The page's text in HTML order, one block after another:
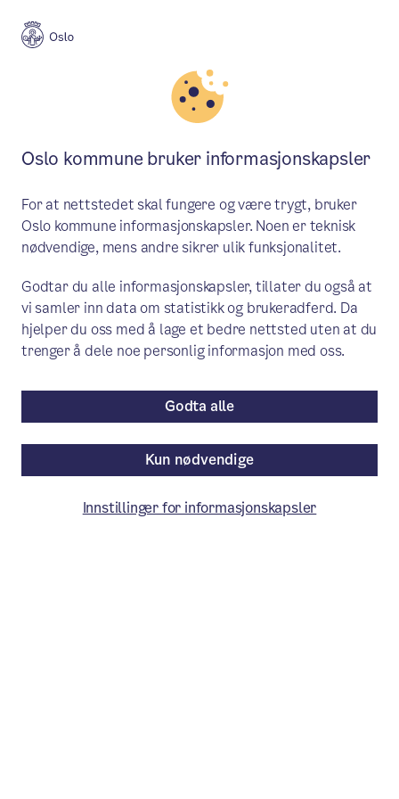
Oslo kommune bruker informasjonskapsler
For at nettstedet skal fungere og være trygt, bruker
Oslo kommune informasjonskapsler. Noen er teknisk
nødvendige, mens andre sikrer ulik funksjonalitet.
Godtar du alle informasjonskapsler, tillater du også at
vi samler inn data om statistikk og brukeradferd. Da
hjelper du oss med å lage et bedre nettsted uten at du
trenger å dele noe personlig informasjon med oss.
Kun nødvendige
Godta alle
Innstillinger for informasjonskapsler